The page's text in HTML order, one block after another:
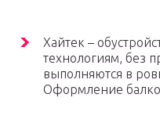
Хайтек –
технологиям, без
выполняются в
Оформление